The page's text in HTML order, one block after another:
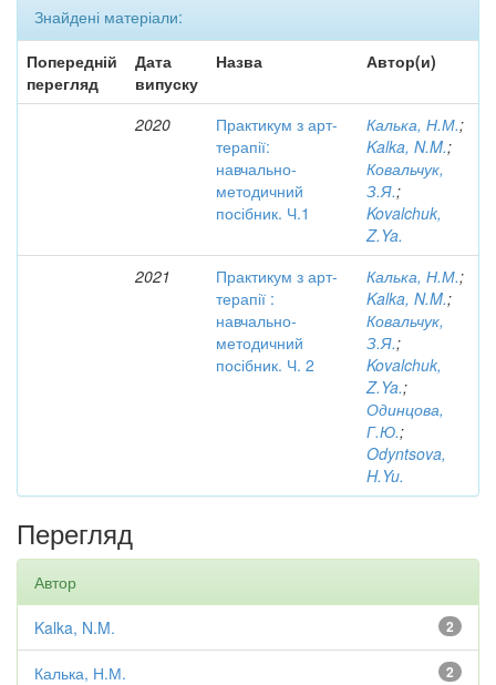
Знайдені матеріали:
Попередній
перегляд
Дата
випуску
Назва Автор(и)
2020
Практикум з арт-
терапії:
навчально-
методичний
посібник. Ч.1
Калька, Н.М.;
Kalka, N.M.;
Ковальчук,
З.Я.;
Kovalchuk,
Z.Ya.
2021
Практикум з арт-
терапії :
навчально-
методичний
посібник. Ч. 2
Калька, Н.М.;
Kalka, N.M.;
Ковальчук,
З.Я.;
Kovalchuk,
Z.Ya.;
Одинцова,
Г.Ю.;
Odyntsova,
H.Yu.
Перегляд
Автор
2
Kalka, N.M.
2
Калька, Н.М.